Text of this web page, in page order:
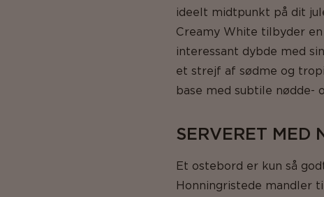
ideelt midtpunkt på dit
Creamy White tilbyder
interessant dybde med
et strejf af sødme og
base med subtile
SERVERET MED
Et ostebord er kun så
Honningristede mandler